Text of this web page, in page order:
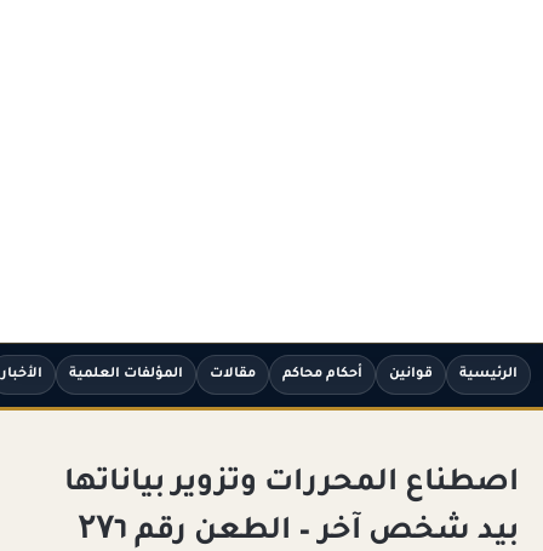
الرئيسية قوانين أحكام محاكم مقالات المؤلفات العلمية الأخبار
اصطناع المحررات وتزوير بياناتها
بيد شخص آخر – الطعن رقم ۲۷٦